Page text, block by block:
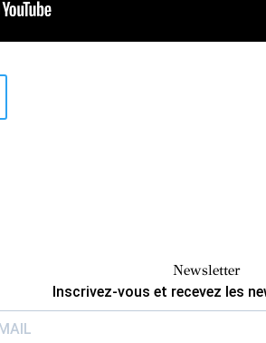
Newsletter
Inscrivez-vous et recevez les